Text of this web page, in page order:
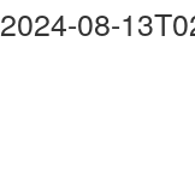
2024-08-